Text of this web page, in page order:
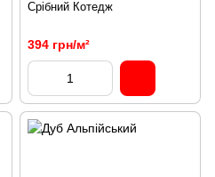
Срібний Котедж
394 грн/м²